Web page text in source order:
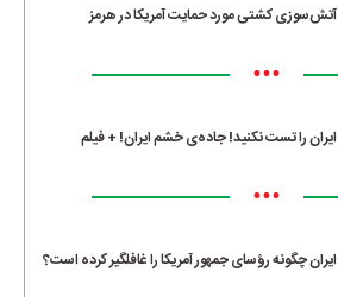
آتش‌سوزی کشتی مورد حمایت آمریکا در هرمز
•••
ایران را تست نکنید! جاده‌ی خشم ایران! + فیلم
•••
ایران چگونه رؤسای جمهور آمریکا را غافلگیر کرده است؟